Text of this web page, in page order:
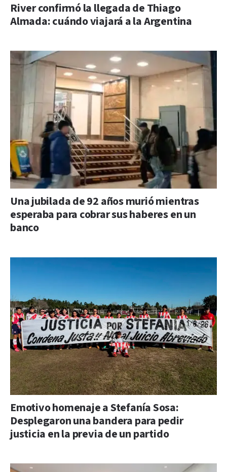
River confirmó la llegada de Thiago
Almada: cuándo viajará a la Argentina
Una jubilada de 92 años murió mientras
esperaba para cobrar sus haberes en un
banco
Emotivo homenaje a Stefanía Sosa:
Desplegaron una bandera para pedir
justicia en la previa de un partido